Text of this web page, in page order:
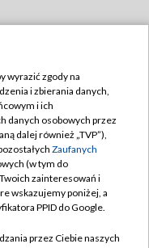
wyrazić zgody na
i zbierania danych,
i ich
danych osobowych przez
dalej również „TVP”),
Zaufanych
(w tym do
zainteresowań i
wskazujemy poniżej, a
PPID do Google.
przez Ciebie naszych